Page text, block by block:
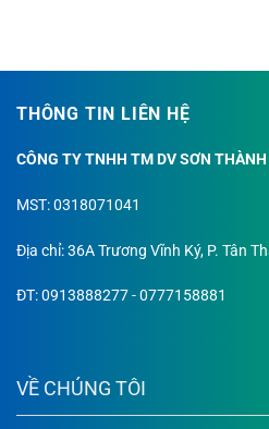
THÔNG TIN LIÊN HỆ
CÔNG TY TNHH TM DV SƠN THÀNH
MST: 0318071041
Địa chỉ: 36A Trương Vĩnh Ký, P. Tân
ĐT: 0913888277 - 0777158881
VỀ CHÚNG TÔI